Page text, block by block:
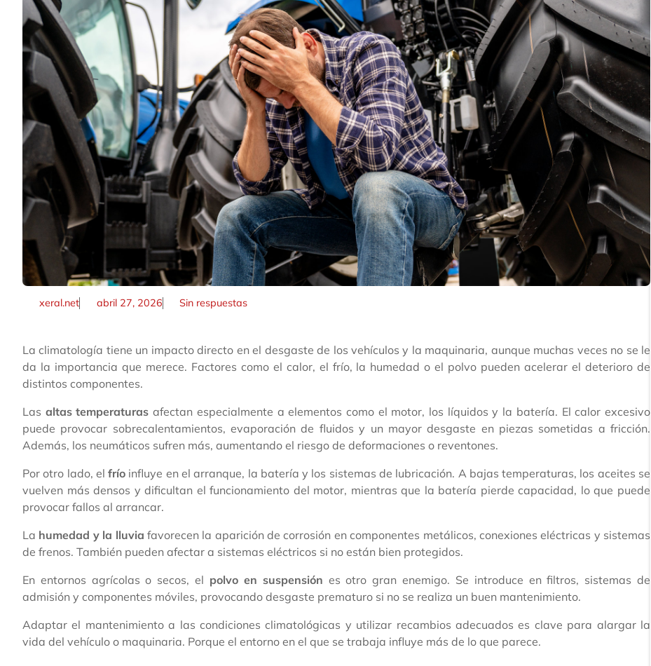
xeral.net abril 27, 2026 Sin respuestas
La climatología tiene un impacto directo en el desgaste de los vehículos y la maquinaria, aunque muchas veces no se le
da la importancia que merece. Factores como el calor, el frío, la humedad o el polvo pueden acelerar el deterioro de
distintos componentes.
Las altas temperaturas afectan especialmente a elementos como el motor, los líquidos y la batería. El calor excesivo
puede provocar sobrecalentamientos, evaporación de fluidos y un mayor desgaste en piezas sometidas a fricción.
Además, los neumáticos sufren más, aumentando el riesgo de deformaciones o reventones.
Por otro lado, elfrío influye en el arranque, la batería y los sistemas de lubricación. A bajas temperaturas, los aceites se
vuelven más densos y dificultan el funcionamiento del motor, mientras que la batería pierde capacidad, lo que puede
provocar fallos al arrancar.
La humedad y la lluvia favorecen la aparición de corrosión en componentes metálicos, conexiones eléctricas y sistemas
de frenos. También pueden afectar a sistemas eléctricos si no están bien protegidos.
En entornos agrícolas o secos, el polvo en suspensión es otro gran enemigo. Se introduce en filtros, sistemas de
admisión y componentes móviles, provocando desgaste prematuro si no se realiza un buen mantenimiento.
Adaptar el mantenimiento a las condiciones climatológicas y utilizar recambios adecuados es clave para alargar la
vida del vehículo o maquinaria. Porque el entorno en el que se trabaja influye más de lo que parece.